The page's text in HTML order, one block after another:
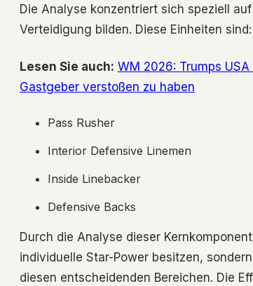
Die Analyse konzentriert sich speziell
Verteidigung bilden. Diese Einheiten sind:
Lesen Sie auch: WM 2026: Trumps
Gastgeber verstoßen zu haben
Pass Rusher
Interior Defensive Linemen
Inside Linebacker
Defensive Backs
Durch die Analyse dieser
individuelle Star-Power besitzen,
diesen entscheidenden Bereichen. Die